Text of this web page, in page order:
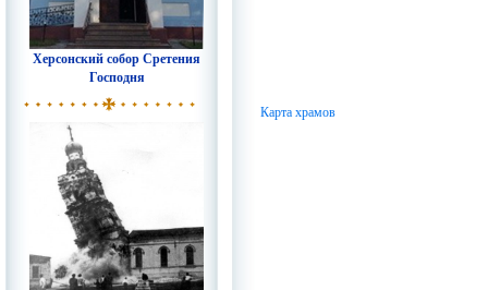
Херсонский собор Сретения
Господня
Карта храмов